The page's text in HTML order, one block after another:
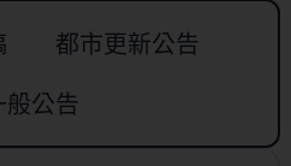
都市更新公告
般公告